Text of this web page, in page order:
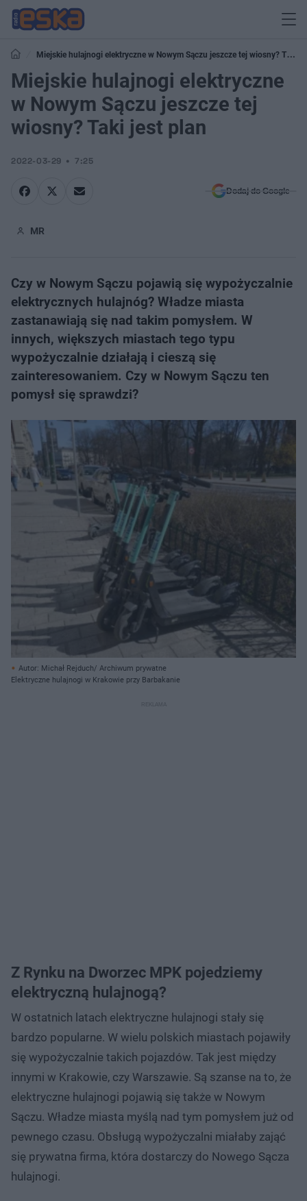
Miejskie hulajnogi elektryczne w Nowym Sączu jeszcze tej wiosny? Taki
jest plan
Miejskie hulajnogi elektryczne
w Nowym Sączu jeszcze tej
wiosny? Taki jest plan
2022-03-29 7:25
Dodaj do Google
MR
Czy w Nowym Sączu pojawią się wypożyczalnie
elektrycznych hulajnóg? Władze miasta
zastanawiają się nad takim pomysłem. W
innych, większych miastach tego typu
wypożyczalnie działają i cieszą się
zainteresowaniem. Czy w Nowym Sączu ten
pomysł się sprawdzi?
Autor: Michał Rejduch/ Archiwum prywatne
Elektryczne hulajnogi w Krakowie przy Barbakanie
Z Rynku na Dworzec MPK pojedziemy
elektryczną hulajnogą?
W ostatnich latach elektryczne hulajnogi stały się
bardzo popularne. W wielu polskich miastach pojawiły
się wypożyczalnie takich pojazdów. Tak jest między
innymi w Krakowie, czy Warszawie. Są szanse na to, że
elektryczne hulajnogi pojawią się także w Nowym
Sączu. Władze miasta myślą nad tym pomysłem już od
pewnego czasu. Obsługą wypożyczalni miałaby zająć
się prywatna firma, która dostarczy do Nowego Sącza
hulajnogi.